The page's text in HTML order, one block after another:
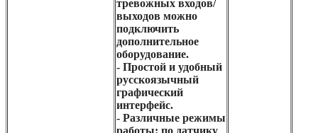
тревожных входов/
выходов можно
подключить
дополнительное
оборудование.
- Простой и удобный
русскоязычный
графический
интерфейс.
- Различные режимы